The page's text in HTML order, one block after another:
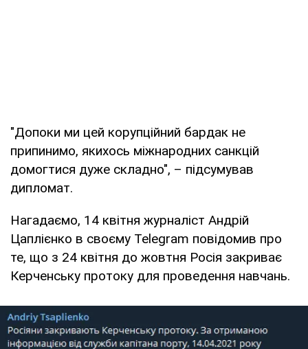
"Допоки ми цей корупційний бардак не
припинимо, якихось міжнародних санкцій
домогтися дуже складно", – підсумував
дипломат.
Нагадаємо, 14 квітня журналіст Андрій
Цаплієнко в своєму Telegram повідомив про
те, що з 24 квітня до жовтня Росія закриває
Керченську протоку для проведення навчань.